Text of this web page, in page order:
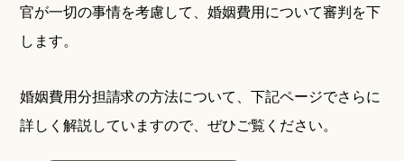
官が一切の事情を考慮して、婚姻費用について審判を下
します。
婚姻費用分担請求の方法について、下記ページでさらに
詳しく解説していますので、ぜひご覧ください。